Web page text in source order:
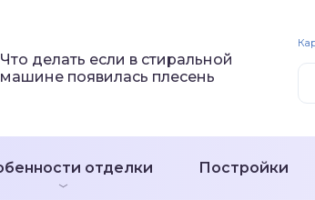
Что делать если в стиральной
машине появилась плесень
отделки Постройки